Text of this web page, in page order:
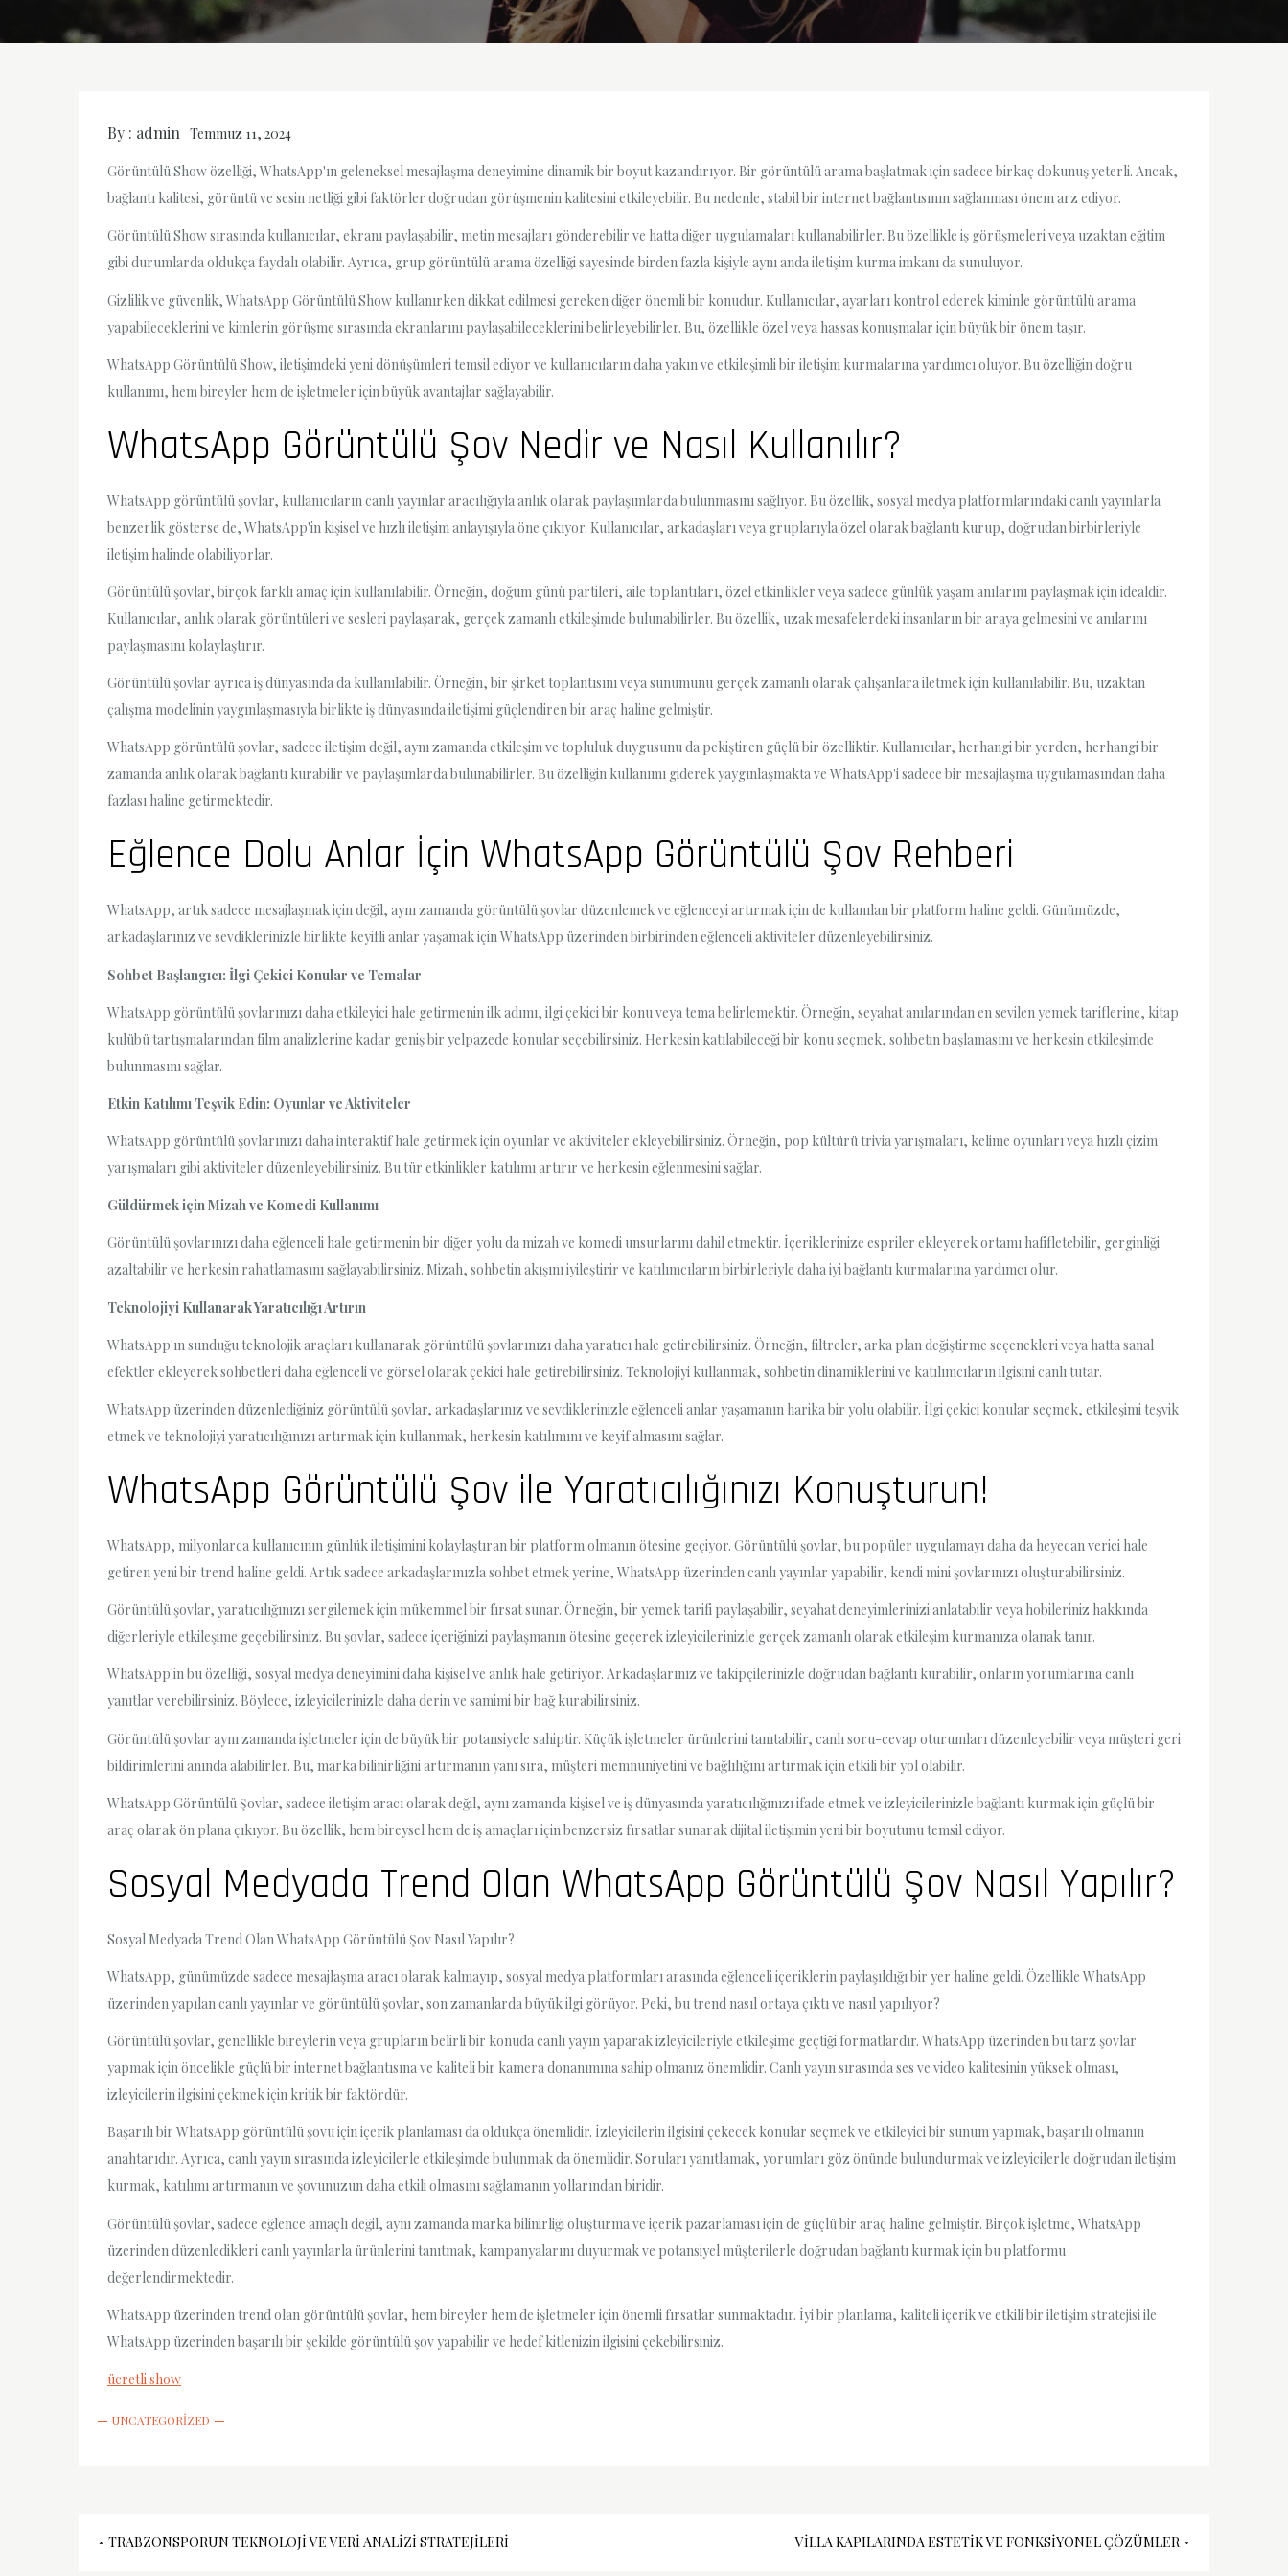
By : admin Temmuz 11, 2024
Görüntülü Show özelliği, WhatsApp'ın geleneksel mesajlaşma deneyimine dinamik bir boyut kazandırıyor. Bir görüntülü arama başlatmak için sadece birkaç dokunuş yeterli. Ancak,
bağlantı kalitesi, görüntü ve sesin netliği gibi faktörler doğrudan görüşmenin kalitesini etkileyebilir. Bu nedenle, stabil bir internet bağlantısının sağlanması önem arz ediyor.
Görüntülü Show sırasında kullanıcılar, ekranı paylaşabilir, metin mesajları gönderebilir ve hatta diğer uygulamaları kullanabilirler. Bu özellikle iş görüşmeleri veya uzaktan eğitim
gibi durumlarda oldukça faydalı olabilir. Ayrıca, grup görüntülü arama özelliği sayesinde birden fazla kişiyle aynı anda iletişim kurma imkanı da sunuluyor.
Gizlilik ve güvenlik, WhatsApp Görüntülü Show kullanırken dikkat edilmesi gereken diğer önemli bir konudur. Kullanıcılar, ayarları kontrol ederek kiminle görüntülü arama
yapabileceklerini ve kimlerin görüşme sırasında ekranlarını paylaşabileceklerini belirleyebilirler. Bu, özellikle özel veya hassas konuşmalar için büyük bir önem taşır.
WhatsApp Görüntülü Show, iletişimdeki yeni dönüşümleri temsil ediyor ve kullanıcıların daha yakın ve etkileşimli bir iletişim kurmalarına yardımcı oluyor. Bu özelliğin doğru
kullanımı, hem bireyler hem de işletmeler için büyük avantajlar sağlayabilir.
WhatsApp Görüntülü Şov Nedir ve Nasıl Kullanılır?
WhatsApp görüntülü şovlar, kullanıcıların canlı yayınlar aracılığıyla anlık olarak paylaşımlarda bulunmasını sağlıyor. Bu özellik, sosyal medya platformlarındaki canlı yayınlarla
benzerlik gösterse de, WhatsApp'in kişisel ve hızlı iletişim anlayışıyla öne çıkıyor. Kullanıcılar, arkadaşları veya gruplarıyla özel olarak bağlantı kurup, doğrudan birbirleriyle
iletişim halinde olabiliyorlar.
Görüntülü şovlar, birçok farklı amaç için kullanılabilir. Örneğin, doğum günü partileri, aile toplantıları, özel etkinlikler veya sadece günlük yaşam anılarını paylaşmak için idealdir.
Kullanıcılar, anlık olarak görüntüleri ve sesleri paylaşarak, gerçek zamanlı etkileşimde bulunabilirler. Bu özellik, uzak mesafelerdeki insanların bir araya gelmesini ve anılarını
paylaşmasını kolaylaştırır.
Görüntülü şovlar ayrıca iş dünyasında da kullanılabilir. Örneğin, bir şirket toplantısını veya sunumunu gerçek zamanlı olarak çalışanlara iletmek için kullanılabilir. Bu, uzaktan
çalışma modelinin yaygınlaşmasıyla birlikte iş dünyasında iletişimi güçlendiren bir araç haline gelmiştir.
WhatsApp görüntülü şovlar, sadece iletişim değil, aynı zamanda etkileşim ve topluluk duygusunu da pekiştiren güçlü bir özelliktir. Kullanıcılar, herhangi bir yerden, herhangi bir
zamanda anlık olarak bağlantı kurabilir ve paylaşımlarda bulunabilirler. Bu özelliğin kullanımı giderek yaygınlaşmakta ve WhatsApp'i sadece bir mesajlaşma uygulamasından daha
fazlası haline getirmektedir.
Eğlence Dolu Anlar İçin WhatsApp Görüntülü Şov Rehberi
WhatsApp, artık sadece mesajlaşmak için değil, aynı zamanda görüntülü şovlar düzenlemek ve eğlenceyi artırmak için de kullanılan bir platform haline geldi. Günümüzde,
arkadaşlarınız ve sevdiklerinizle birlikte keyifli anlar yaşamak için WhatsApp üzerinden birbirinden eğlenceli aktiviteler düzenleyebilirsiniz.
Sohbet Başlangıcı: İlgi Çekici Konular ve Temalar
WhatsApp görüntülü şovlarınızı daha etkileyici hale getirmenin ilk adımı, ilgi çekici bir konu veya tema belirlemektir. Örneğin, seyahat anılarından en sevilen yemek tariflerine, kitap
kulübü tartışmalarından film analizlerine kadar geniş bir yelpazede konular seçebilirsiniz. Herkesin katılabileceği bir konu seçmek, sohbetin başlamasını ve herkesin etkileşimde
bulunmasını sağlar.
Etkin Katılımı Teşvik Edin: Oyunlar ve Aktiviteler
WhatsApp görüntülü şovlarınızı daha interaktif hale getirmek için oyunlar ve aktiviteler ekleyebilirsiniz. Örneğin, pop kültürü trivia yarışmaları, kelime oyunları veya hızlı çizim
yarışmaları gibi aktiviteler düzenleyebilirsiniz. Bu tür etkinlikler katılımı artırır ve herkesin eğlenmesini sağlar.
Güldürmek için Mizah ve Komedi Kullanımı
Görüntülü şovlarınızı daha eğlenceli hale getirmenin bir diğer yolu da mizah ve komedi unsurlarını dahil etmektir. İçeriklerinize espriler ekleyerek ortamı hafifletebilir, gerginliği
azaltabilir ve herkesin rahatlamasını sağlayabilirsiniz. Mizah, sohbetin akışını iyileştirir ve katılımcıların birbirleriyle daha iyi bağlantı kurmalarına yardımcı olur.
Teknolojiyi Kullanarak Yaratıcılığı Artırın
WhatsApp'ın sunduğu teknolojik araçları kullanarak görüntülü şovlarınızı daha yaratıcı hale getirebilirsiniz. Örneğin, filtreler, arka plan değiştirme seçenekleri veya hatta sanal
efektler ekleyerek sohbetleri daha eğlenceli ve görsel olarak çekici hale getirebilirsiniz. Teknolojiyi kullanmak, sohbetin dinamiklerini ve katılımcıların ilgisini canlı tutar.
WhatsApp üzerinden düzenlediğiniz görüntülü şovlar, arkadaşlarınız ve sevdiklerinizle eğlenceli anlar yaşamanın harika bir yolu olabilir. İlgi çekici konular seçmek, etkileşimi teşvik
etmek ve teknolojiyi yaratıcılığınızı artırmak için kullanmak, herkesin katılımını ve keyif almasını sağlar.
WhatsApp Görüntülü Şov ile Yaratıcılığınızı Konuşturun!
WhatsApp, milyonlarca kullanıcının günlük iletişimini kolaylaştıran bir platform olmanın ötesine geçiyor. Görüntülü şovlar, bu popüler uygulamayı daha da heyecan verici hale
getiren yeni bir trend haline geldi. Artık sadece arkadaşlarınızla sohbet etmek yerine, WhatsApp üzerinden canlı yayınlar yapabilir, kendi mini şovlarınızı oluşturabilirsiniz.
Görüntülü şovlar, yaratıcılığınızı sergilemek için mükemmel bir fırsat sunar. Örneğin, bir yemek tarifi paylaşabilir, seyahat deneyimlerinizi anlatabilir veya hobileriniz hakkında
diğerleriyle etkileşime geçebilirsiniz. Bu şovlar, sadece içeriğinizi paylaşmanın ötesine geçerek izleyicilerinizle gerçek zamanlı olarak etkileşim kurmanıza olanak tanır.
WhatsApp'in bu özelliği, sosyal medya deneyimini daha kişisel ve anlık hale getiriyor. Arkadaşlarınız ve takipçilerinizle doğrudan bağlantı kurabilir, onların yorumlarına canlı
yanıtlar verebilirsiniz. Böylece, izleyicilerinizle daha derin ve samimi bir bağ kurabilirsiniz.
Görüntülü şovlar aynı zamanda işletmeler için de büyük bir potansiyele sahiptir. Küçük işletmeler ürünlerini tanıtabilir, canlı soru-cevap oturumları düzenleyebilir veya müşteri geri
bildirimlerini anında alabilirler. Bu, marka bilinirliğini artırmanın yanı sıra, müşteri memnuniyetini ve bağlılığını artırmak için etkili bir yol olabilir.
WhatsApp Görüntülü Şovlar, sadece iletişim aracı olarak değil, aynı zamanda kişisel ve iş dünyasında yaratıcılığınızı ifade etmek ve izleyicilerinizle bağlantı kurmak için güçlü bir
araç olarak ön plana çıkıyor. Bu özellik, hem bireysel hem de iş amaçları için benzersiz fırsatlar sunarak dijital iletişimin yeni bir boyutunu temsil ediyor.
Sosyal Medyada Trend Olan WhatsApp Görüntülü Şov Nasıl Yapılır?
Sosyal Medyada Trend Olan WhatsApp Görüntülü Şov Nasıl Yapılır?
WhatsApp, günümüzde sadece mesajlaşma aracı olarak kalmayıp, sosyal medya platformları arasında eğlenceli içeriklerin paylaşıldığı bir yer haline geldi. Özellikle WhatsApp
üzerinden yapılan canlı yayınlar ve görüntülü şovlar, son zamanlarda büyük ilgi görüyor. Peki, bu trend nasıl ortaya çıktı ve nasıl yapılıyor?
Görüntülü şovlar, genellikle bireylerin veya grupların belirli bir konuda canlı yayın yaparak izleyicileriyle etkileşime geçtiği formatlardır. WhatsApp üzerinden bu tarz şovlar
yapmak için öncelikle güçlü bir internet bağlantısına ve kaliteli bir kamera donanımına sahip olmanız önemlidir. Canlı yayın sırasında ses ve video kalitesinin yüksek olması,
izleyicilerin ilgisini çekmek için kritik bir faktördür.
Başarılı bir WhatsApp görüntülü şovu için içerik planlaması da oldukça önemlidir. İzleyicilerin ilgisini çekecek konular seçmek ve etkileyici bir sunum yapmak, başarılı olmanın
anahtarıdır. Ayrıca, canlı yayın sırasında izleyicilerle etkileşimde bulunmak da önemlidir. Soruları yanıtlamak, yorumları göz önünde bulundurmak ve izleyicilerle doğrudan iletişim
kurmak, katılımı artırmanın ve şovunuzun daha etkili olmasını sağlamanın yollarından biridir.
Görüntülü şovlar, sadece eğlence amaçlı değil, aynı zamanda marka bilinirliği oluşturma ve içerik pazarlaması için de güçlü bir araç haline gelmiştir. Birçok işletme, WhatsApp
üzerinden düzenledikleri canlı yayınlarla ürünlerini tanıtmak, kampanyalarını duyurmak ve potansiyel müşterilerle doğrudan bağlantı kurmak için bu platformu
değerlendirmektedir.
WhatsApp üzerinden trend olan görüntülü şovlar, hem bireyler hem de işletmeler için önemli fırsatlar sunmaktadır. İyi bir planlama, kaliteli içerik ve etkili bir iletişim stratejisi ile
WhatsApp üzerinden başarılı bir şekilde görüntülü şov yapabilir ve hedef kitlenizin ilgisini çekebilirsiniz.
ücretli show
UNCATEGORIZED
Yazı
TRABZONSPORUN TEKNOLOJI VE VERI ANALIZI STRATEJILERI VILLA KAPILARINDA ESTETIK VE FONKSIYONEL ÇÖZÜMLER